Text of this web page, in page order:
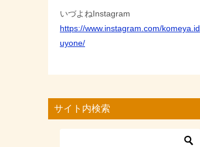
いづよねInstagram
https://www.instagram.com/komeya.id
uyone/
サイト内検索